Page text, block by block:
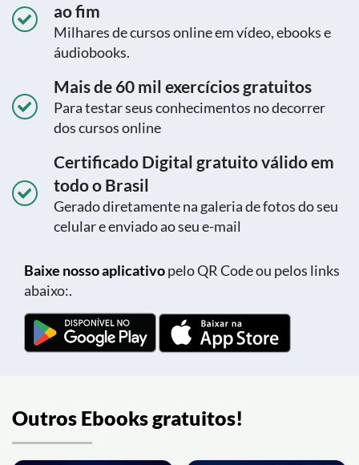
ao fim
Milhares de cursos online em vídeo, ebooks e
áudiobooks.
Mais de 60 mil exercícios gratuitos
Para testar seus conhecimentos no decorrer
dos cursos online
Certificado Digital gratuito válido em
todo o Brasil
Gerado diretamente na galeria de fotos do seu
celular e enviado ao seu e-mail
Baixe nosso aplicativopelo QR Code ou pelos links
abaixo:.
Outros Ebooks gratuitos!